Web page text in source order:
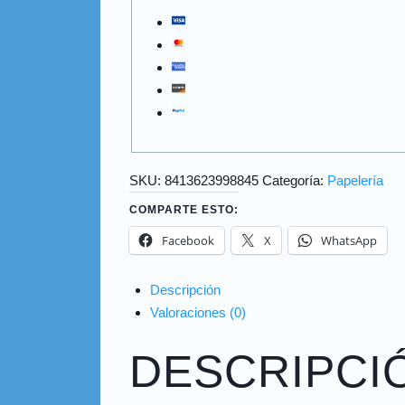
SKU: 8413623998845 Categoría: Papelería
COMPARTE ESTO:
Facebook X WhatsApp
Descripción
Valoraciones (0)